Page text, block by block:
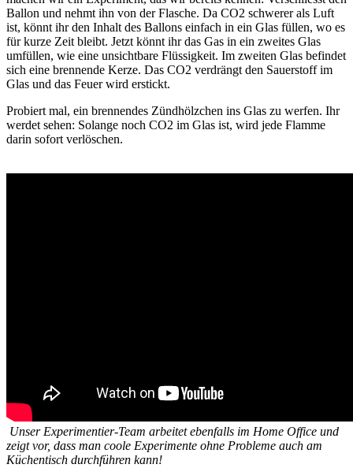
Ballon und nehmt ihn von der Flasche. Da CO2 schwerer als Luft
ist, könnt ihr den Inhalt des Ballons einfach in ein Glas füllen, wo es
für kurze Zeit bleibt. Jetzt könnt ihr das Gas in ein zweites Glas
umfüllen, wie eine unsichtbare Flüssigkeit. Im zweiten Glas befindet
sich eine brennende Kerze. Das CO2 verdrängt den Sauerstoff im
Glas und das Feuer wird erstickt.
Probiert mal, ein brennendes Zündhölzchen ins Glas zu werfen. Ihr
werdet sehen: Solange noch CO2 im Glas ist, wird jede Flamme
darin sofort verlöschen.
Unser Experimentier-Team arbeitet ebenfalls im Home Office und
zeigt vor, dass man coole Experimente ohne Probleme auch am
Küchentisch durchführen kann!